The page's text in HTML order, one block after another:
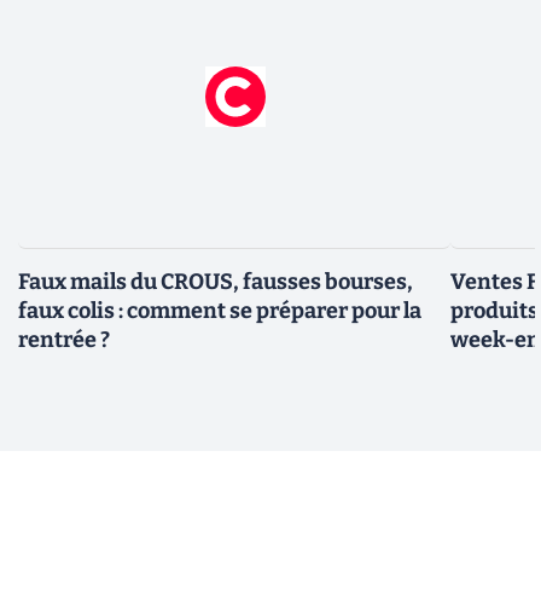
Faux mails du CROUS, fausses bourses,
faux colis : comment se préparer pour la
rentrée ?
Ventes
produits
week-